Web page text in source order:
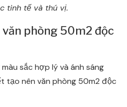
tinh tế và thú vị.
phòng 50m2 độc
sắc hợp lý và ánh sáng
tạo nên văn phòng 50m2 độc